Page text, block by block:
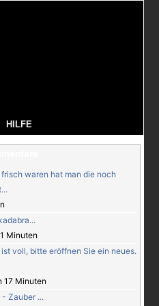
HILFE
waren hat man die noch
Minuten
voll, bitte eröffnen Sie ein neues.
17 Minuten
Zauber ...